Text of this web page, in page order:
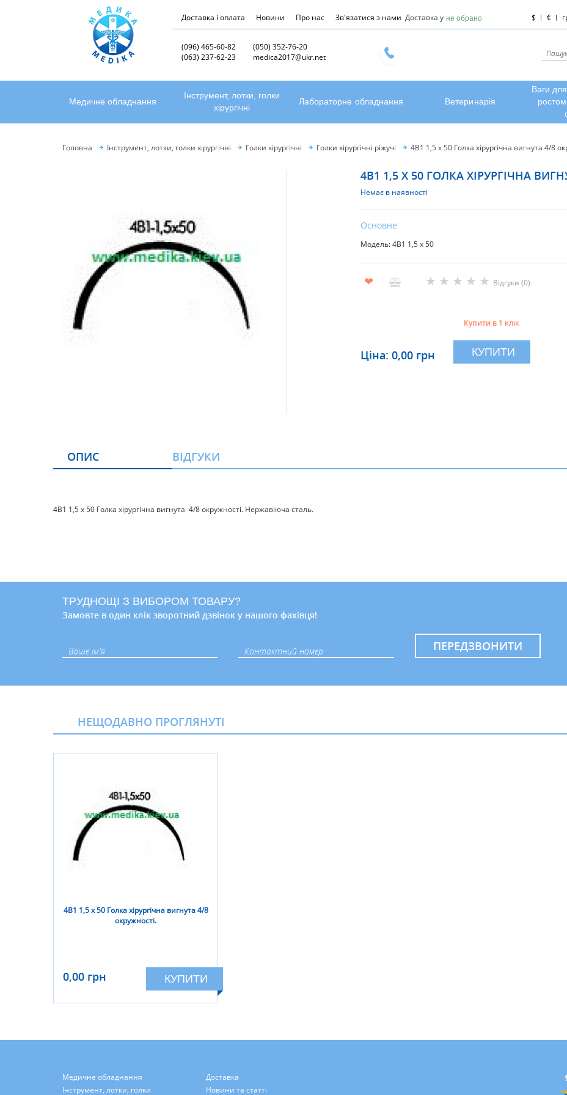
Доставка і оплата Новини Про нас Зв'язатися з нами Доставка у не обрано $ €
(096) 465-60-82
(050) 352-76-20
(063) 237-62-23
medica2017@ukr.net
Медичне обладнання
Інструмент, лотки, голки
хірургічні
Лабораторне обладнання Ветеринарія
Ваги
Головна Інструмент, лотки, голки хірургічні Голки хірургічні Голки хірургічні ріжучі 4В1 1,5 х 50 Голка хірургічна вигнута 4/8
4В1 1,5 Х 50 ГОЛКА ХІРУРГІЧНА
Немає в наявності
Основне
Модель: 4В1 1,5 х 50
❤ ★ ★ ★ ★ ★ Відгуки (0)
Ціна: 0,00 грн
Купити в 1 клік
КУПИТИ
ОПИС ВІДГУКИ
4В1 1,5 х 50 Голка хірургічна вигнута 4/8 окружності. Нержавіюча сталь.
ТРУДНОЩІ З ВИБОРОМ ТОВАРУ?
Замовте в один клік зворотний дзвінок у нашого фахівця!
ПЕРЕДЗВОНИТИ
НЕЩОДАВНО ПРОГЛЯНУТІ
4В1 1,5 х 50 Голка хірургічна вигнута 4/8
окружності.
0,00 грн КУПИТИ
Медичне обладнання
Інструмент, лотки, голки
Доставка
Новини та статті